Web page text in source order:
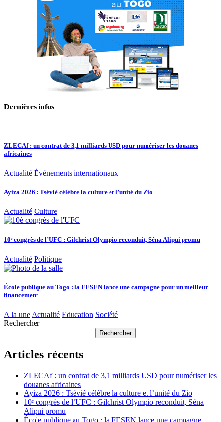
Dernières infos
ZLECAf : un contrat de 3,1 milliards USD pour numériser les douanes
africaines
Actualité Événements internationaux
Ayiza 2026 : Tsévié célèbre la culture et l’unité du Zio
Actualité Culture
10ᵉ congrès de l’UFC : Gilchrist Olympio reconduit, Séna Alipui promu
Actualité Politique
École publique au Togo : la FESEN lance une campagne pour un meilleur
financement
A la une Actualité Education Société
Rechercher
Rechercher
Articles récents
ZLECAf : un contrat de 3,1 milliards USD pour numériser les
douanes africaines
Ayiza 2026 : Tsévié célèbre la culture et l’unité du Zio
10ᵉ congrès de l’UFC : Gilchrist Olympio reconduit, Séna
Alipui promu
École publique au Togo : la FESEN lance une campagne